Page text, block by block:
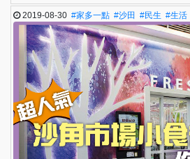
2019-08-30#家多一點 #沙田 #民生 #生活